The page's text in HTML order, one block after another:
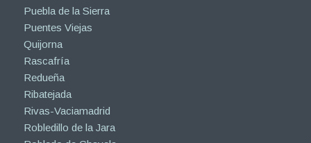
Puebla de la Sierra
Puentes Viejas
Quijorna
Rascafría
Redueña
Ribatejada
Rivas-Vaciamadrid
Robledillo de la Jara